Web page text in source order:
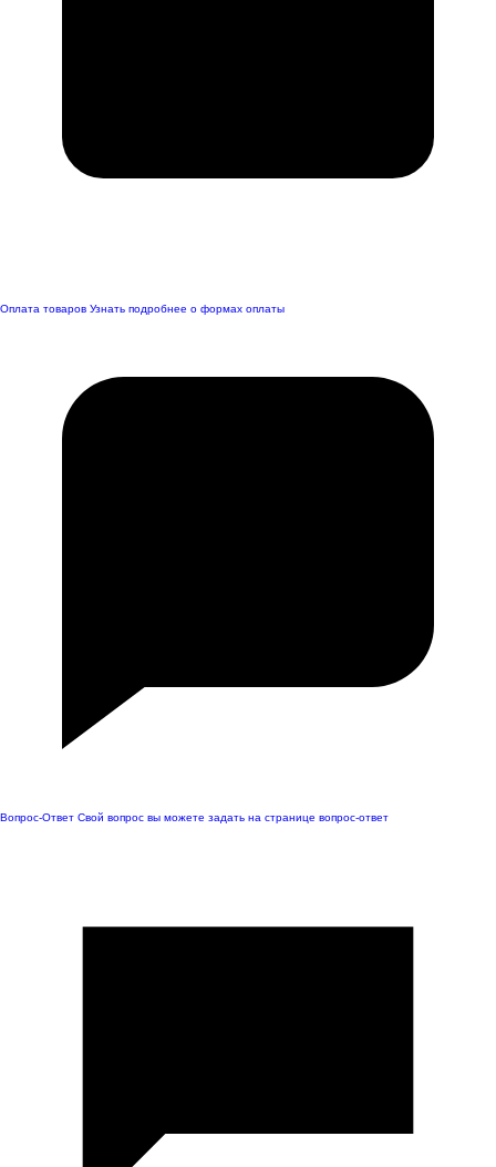
Оплата товаров Узнать подробнее о формах оплаты
Вопрос-Ответ Свой вопрос вы можете задать на странице вопрос-ответ